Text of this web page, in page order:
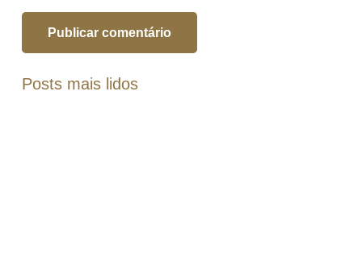
Publicar comentário
Posts mais lidos